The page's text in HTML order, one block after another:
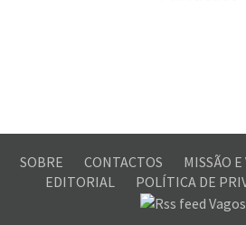
SOBRE CONTACTOS MISSÃO E
EDITORIAL
POLÍTICA DE